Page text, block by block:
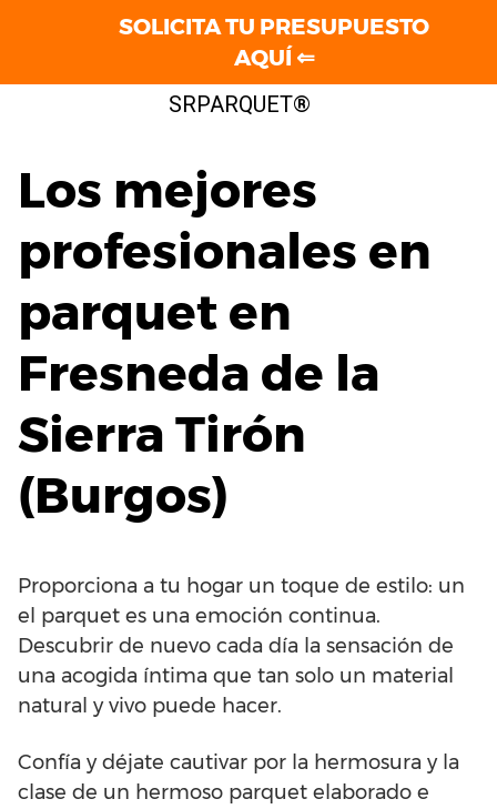
SRPARQUET®
Los mejores
profesionales en
parquet en
Fresneda de la
Sierra Tirón
(Burgos)
Proporciona a tu hogar un toque de estilo: un
el parquet es una emoción continua.
Descubrir de nuevo cada día la sensación de
una acogida íntima que tan solo un material
natural y vivo puede hacer.
Confía y déjate cautivar por la hermosura y la
clase de un hermoso parquet elaborado e
SOLICITA TU PRESUPUESTO
AQUÍ ⇐